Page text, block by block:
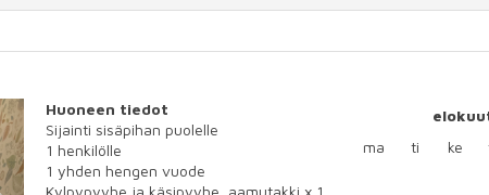
NextHuoneen tiedot
Sijainti sisäpihan puolelle
1 henkilölle
1 yhden hengen vuode
ma
ti ke